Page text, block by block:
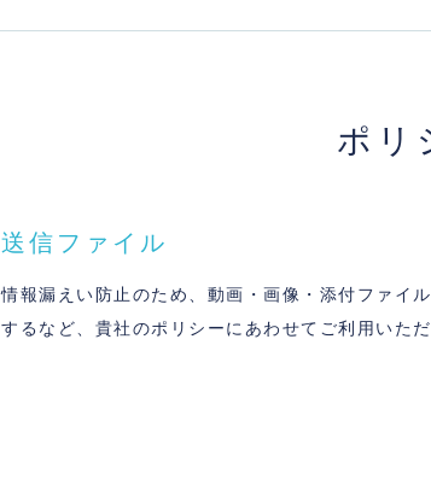
ポリ
送信ファイル
情報漏えい防止のため、動画・画像・添付ファイ
するなど、貴社のポリシーにあわせてご利用いただ